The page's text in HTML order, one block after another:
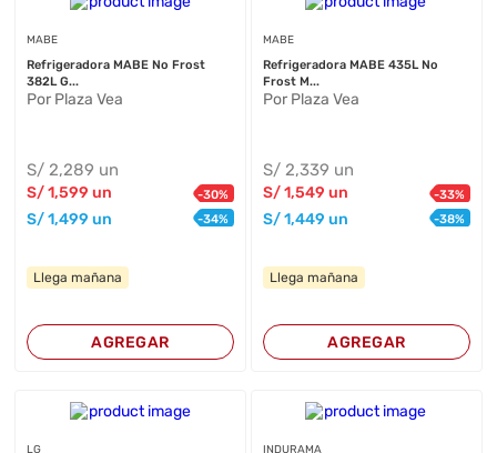
MABE
Refrigeradora MABE No Frost
382L G...
Por Plaza Vea
S/2,289 un
S/1,599 un -30%
S/1,499 un -34%
Llega mañana
AGREGAR
MABE
Refrigeradora MABE 435L No
Frost M...
Por Plaza Vea
S/ 2,339 un
S/1,549 un -33%
S/1,449 un -38%
Llega mañana
AGREGAR
LG INDURAMA